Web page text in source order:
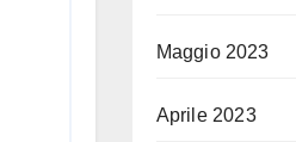
Maggio 2023
Aprile 2023